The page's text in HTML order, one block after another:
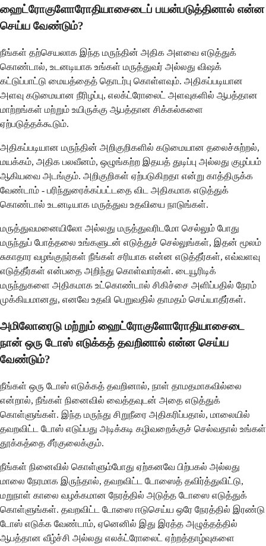
ஹைட்ரோகுளோரோதியாசைடைப் பயன்படுத்தினால் என்ன
செய்ய வேண்டும்?
நீங்கள் தற்செயலாக இந்த மருந்தின் அதிக அளவை எடுத்துக்
கொண்டால், உடனடியாக உங்கள் மருத்துவர் அல்லது விஷக்
கட்டுப்பாட்டு மையத்தைத் தொடர்பு கொள்ளவும். அதிகப்படியான
அளவு கடுமையான நீரிழப்பு, எலக்ட்ரோலைட் அளவுகளில் ஆபத்தான
மாற்றங்கள் மற்றும் உயிருக்கு ஆபத்தான சிக்கல்களை
ஏற்படுத்தக்கூடும்.
அதிகப்படியான மருந்தின் அறிகுறிகளில் கடுமையான தலைச்சுற்றல்,
மயக்கம், அதிக பலவீனம், ஒழுங்கற்ற இதயத் துடிப்பு அல்லது குழப்பம்
ஆகியவை அடங்கும். அறிகுறிகள் ஏற்படுகிறதா என்று காத்திருக்க
வேண்டாம் - பரிந்துரைக்கப்பட்டதை விட அதிகமாக எடுத்துக்
கொண்டால் உடனடியாக மருத்துவ உதவியை நாடுங்கள்.
மருத்துவமனையிலோ அல்லது மருத்துவரிடமோ செல்லும் போது
மருந்துப் போத்தலை உங்களுடன் எடுத்துச் செல்லுங்கள், இதன் மூலம்
சுகாதார வழங்குநர்கள் நீங்கள் சரியாக என்ன எடுத்தீர்கள், எவ்வளவு
எடுத்தீர்கள் என்பதை அறிந்து கொள்வார்கள். டையூரிடிக்
மருந்துகளை அதிகமாக உட்கொண்டால் சிகிச்சை அளிப்பதில் நேரம்
முக்கியமானது, எனவே உதவி பெறுவதில் தாமதம் செய்யாதீர்கள்.
அமிலோரைடு மற்றும் ஹைட்ரோகுளோரோதியாசைடை
நான் ஒரு டோஸ் எடுக்கத் தவறினால் என்ன செய்ய
வேண்டும்?
நீங்கள் ஒரு டோஸ் எடுக்கத் தவறினால், நாள் தாமதமாகவில்லை
என்றால், நீங்கள் நினைவில் வைத்தவுடன் அதை எடுத்துக்
கொள்ளுங்கள். இந்த மருந்து சிறுநீரை அதிகரிப்பதால், மாலையில்
தவறவிட்ட டோஸ் எடுப்பது அடிக்கடி கழிவறைக்குச் செல்வதால் உங்கள்
தூக்கத்தை சீர்குலைக்கும்.
நீங்கள் நினைவில் கொள்ளும்போது ஏற்கனவே பிற்பகல் அல்லது
மாலை நேரமாக இருந்தால், தவறவிட்ட டோஸைத் தவிர்த்துவிட்டு,
மறுநாள் காலை வழக்கமான நேரத்தில் அடுத்த டோஸை எடுத்துக்
கொள்ளுங்கள். தவறவிட்ட டோஸை ஈடுசெய்ய ஒரே நேரத்தில் இரண்டு
டோஸ் எடுக்க வேண்டாம், ஏனெனில் இது இரத்த அழுத்தத்தில்
ஆபத்தான வீழ்ச்சி அல்லது எலக்ட்ரோலைட் ஏற்றத்தாழ்வுகளை